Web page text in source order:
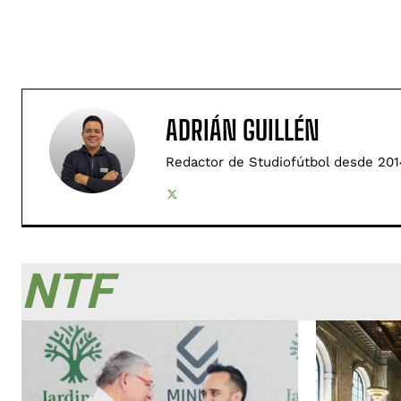
ADRIÁN GUILLÉN
Redactor de Studiofútbol desde
NTF